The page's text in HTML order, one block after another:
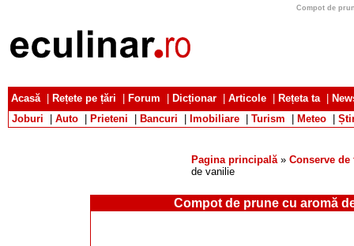
Compot de
Acasă| Rețete pe țări Forum Dicționar Articole Rețeta ta|
Joburi
Auto Prieteni Bancuri Imobiliare Turism Meteo
Pagina principală» Conserve de
de vanilie
Compot de prune cu aromă